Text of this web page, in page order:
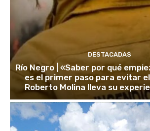
DESTACADAS
Río Negro | «Saber por qué
es el primer paso para evitar
Roberto Molina lleva su